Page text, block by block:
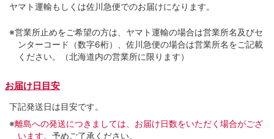
ヤマト運輸もしくは佐川急便でのお届けになります。
※営業所止めをご希望の方は、ヤマト運輸の場合は営業所名及びセ
ンターコード（数字6桁）、佐川急便の場合は営業所名をご記載
ください。（北海道内の営業所に限ります）
お届け日目安
下記発送日は目安です。
※離島への発送につきましては、お届け日数をいただく場合がござ
います。 予めご了承ください。